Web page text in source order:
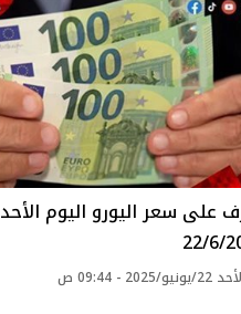
على سعر اليورو اليوم الأحد
22/6/
2025 - 09:44 ص